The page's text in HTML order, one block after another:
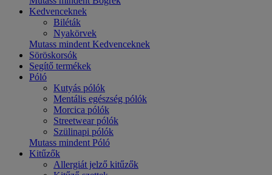
Kedvenceknek
Biléták
Nyakörvek
Mutass mindent Kedvenceknek
Söröskorsók
Segítő termékek
Póló
Kutyás pólók
Mentális egészség pólók
Morcica pólók
Streetwear pólók
Szülinapi pólók
Mutass mindent Póló
Kitűzők
Allergiát jelző kitűzők